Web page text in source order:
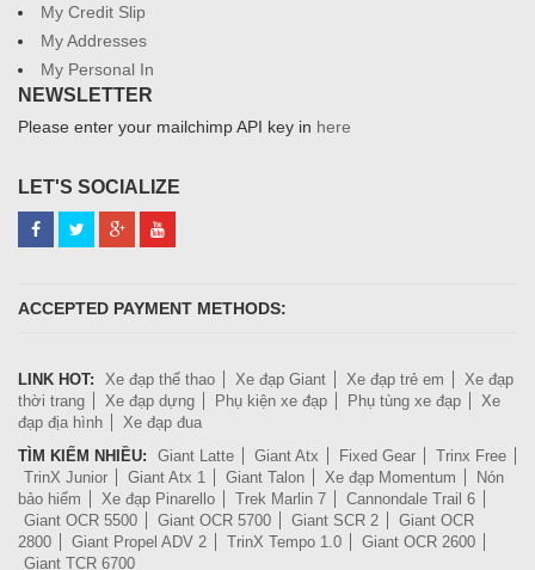
My Credit Slip
My Addresses
My Personal In
NEWSLETTER
Please enter your mailchimp API key in here
LET'S SOCIALIZE
ACCEPTED PAYMENT METHODS:
LINK HOT: Xe đạp thể thao Xe đạp Giant Xe đạp trẻ em
Xe đạp
thời trang
Xe đạp dựng Phụ kiện xe đạp Phụ tùng xe đạp
Xe
đạp địa hình
Xe đạp đua
TÌM KIẾM NHIỀU:
Giant Latte Giant Atx Fixed Gear
Trinx Free
TrinX Junior
Giant Atx 1 Giant Talon Xe đạp Momentum
Nón
bảo hiểm
Xe đạp Pinarello Trek Marlin 7
Cannondale Trail 6
Giant OCR 5500
Giant OCR 5700 Giant SCR 2
Giant OCR
2800
Giant Propel ADV 2 TrinX Tempo 1.0
Giant OCR 2600
Giant TCR 6700